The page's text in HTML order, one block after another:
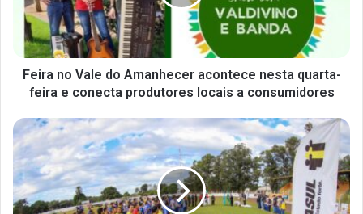
Feira no Vale do Amanhecer acontece nesta quarta-
feira e conecta produtores locais a consumidores